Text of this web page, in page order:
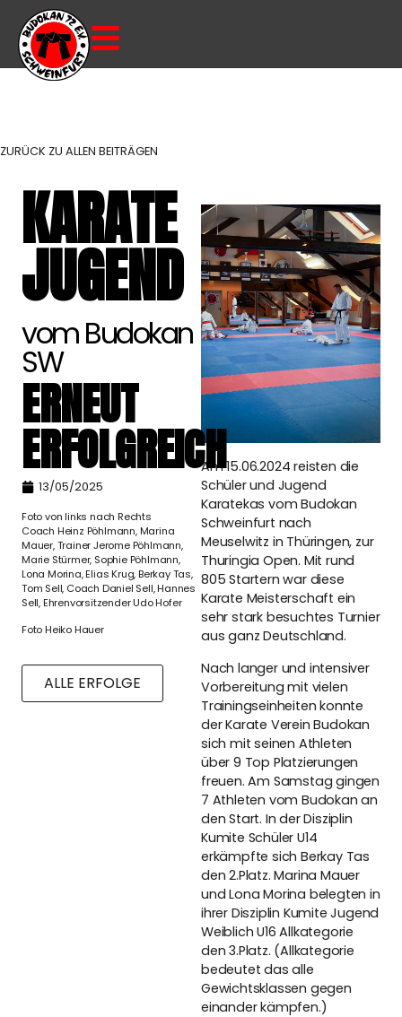
ZURÜCK ZU ALLEN BEITRÄGEN
Am 15.06.2024 reisten die
Schüler und Jugend
Karatekas vom Budokan
Schweinfurt nach
Meuselwitz in Thüringen, zur
Thuringia Open. Mit rund
805 Startern war diese
Karate Meisterschaft ein
sehr stark besuchtes Turnier
aus ganz Deutschland.
Nach langer und intensiver
Vorbereitung mit vielen
Trainingseinheiten konnte
der Karate Verein Budokan
sich mit seinen Athleten
über 9 Top Platzierungen
freuen. Am Samstag gingen
7 Athleten vom Budokan an
den Start. In der Disziplin
Kumite Schüler U14
erkämpfte sich Berkay Tas
den 2.Platz. Marina Mauer
und Lona Morina belegten in
ihrer Disziplin Kumite Jugend
Weiblich U16 Allkategorie
den 3.Platz. (Allkategorie
bedeutet das alle
Gewichtsklassen gegen
einander kämpfen.)
KARATE
JUGEND
vom Budokan
SW
ERNEUT
ERFOLGREICH
13/05/2025
Foto von links nach Rechts
Coach Heinz Pöhlmann, Marina
Mauer, Trainer Jerome Pöhlmann,
Marie Stürmer, Sophie Pöhlmann,
Lona Morina, Elias Krug, Berkay Tas,
Tom Sell, Coach Daniel Sell, Hannes
Sell, Ehrenvorsitzender Udo Hofer
Foto Heiko Hauer
ALLE ERFOLGE